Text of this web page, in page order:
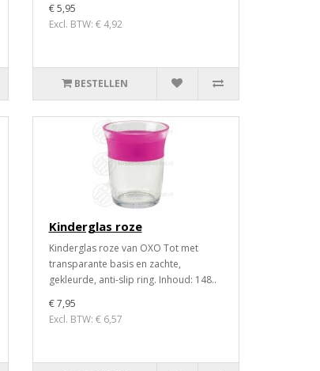
€ 5,95
Excl. BTW: € 4,92
BESTELLEN
Kinderglas roze
Kinderglas roze van OXO Tot met
transparante basis en zachte,
gekleurde, anti-slip ring. Inhoud: 148..
€ 7,95
Excl. BTW: € 6,57